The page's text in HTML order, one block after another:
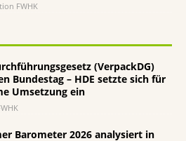
FWHK
(VerpackDG)
Bundestag – HDE setzte sich für
Umsetzung ein
Barometer 2026 analysiert in